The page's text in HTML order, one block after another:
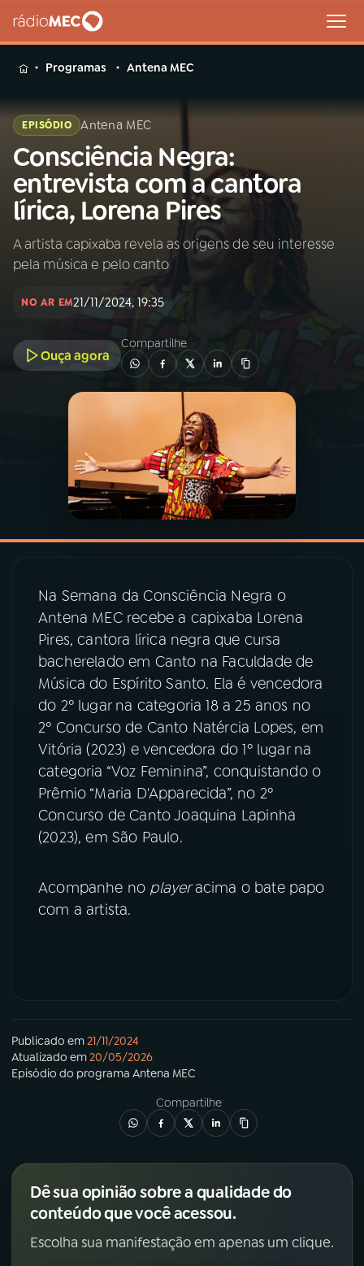
MENU
Buscar
na
Rádio
MEC
Buscar
Início AO VIVO
INÍCIO
A RÁDIO
PROGRAMAÇÃO
PROGRAMAS
PODCASTS
07ÚLTIMAS
08 PRÊMIO RÁDIO MEC
ACOMPANHE A RÁDIO MEC
YouTube Facebook
TikTok
Programas Antena MEC
EPISÓDIO Antena MEC
Consciência Negra:
entrevista com a cantora
lírica, Lorena Pires
A artista capixaba revela as origens de seu interesse
pela música e pelo canto
NO AR EM21/11/2024, 19:35
Ouça agora
Compartilhe
Na Semana da Consciência Negra o
Antena MEC recebe a capixaba Lorena
Pires, cantora lírica negra que cursa
bacherelado em Canto na Faculdade de
Música do Espírito Santo. Ela é vencedora
do 2º lugar na categoria 18 a 25 anos no
2º Concurso de Canto Natércia Lopes, em
Vitória (2023) e vencedora do 1º lugar na
categoria “Voz Feminina”, conquistando o
Prêmio “Maria D'Apparecida”, no 2º
Concurso de Canto Joaquina Lapinha
(2023), em São Paulo.
Acompanhe no playeracima o bate papo
com a artista.
Publicado em21/11/2024
Atualizado em20/05/2026
Episódio do programa Antena MEC
Compartilhe
Dê sua opinião sobre a qualidade do
conteúdo que você acessou.
Escolha sua manifestação em apenas um clique.